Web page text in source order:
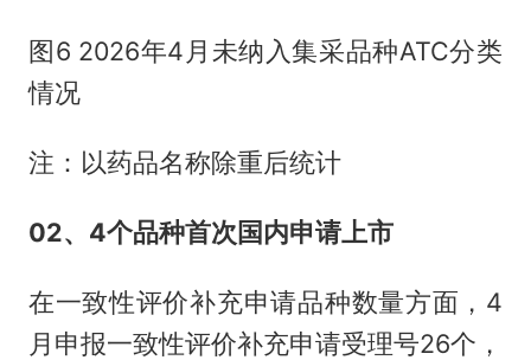
图6 2026年4月未纳入集采品种ATC分类
情况
注：以药品名称除重后统计
02、4个品种首次国内申请上市
在一致性评价补充申请品种数量方面，4
月申报一致性评价补充申请受理号26个，